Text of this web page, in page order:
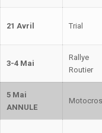
21 Avril Trial
3-4 Mai
Rallye
Routier
5 Mai
ANNULE